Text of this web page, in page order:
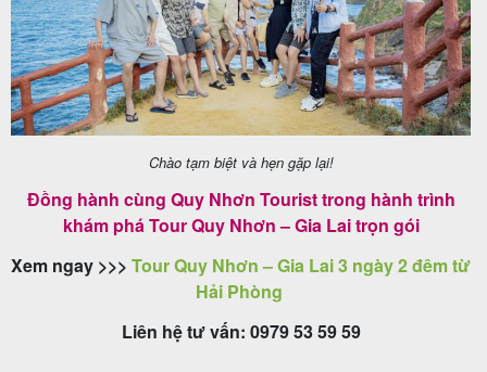
Chào tạm biệt và hẹn gặp lại!
Đồng hành cùng Quy Nhơn Tourist trong hành trình
khám phá Tour Quy Nhơn – Gia Lai trọn gói
Xem ngay >>> Tour Quy Nhơn – Gia Lai 3 ngày 2 đêm từ
Hải Phòng
Liên hệ tư vấn: 0979 53 59 59